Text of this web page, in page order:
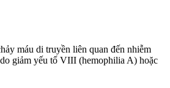
máu di truyền liên quan đến nhiễm
giảm yếu tố VIII (hemophilia A) hoặc